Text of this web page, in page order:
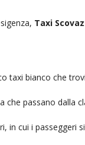
Taxi
taxi bianco che
che passano dalla
in cui i passeggeri